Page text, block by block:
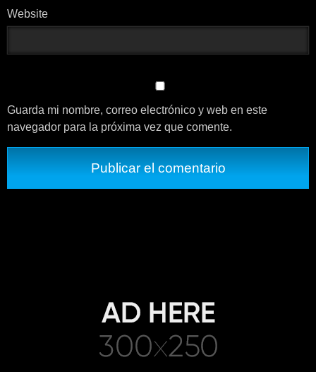
Website
Guarda mi nombre, correo electrónico y web en este
navegador para la próxima vez que comente.